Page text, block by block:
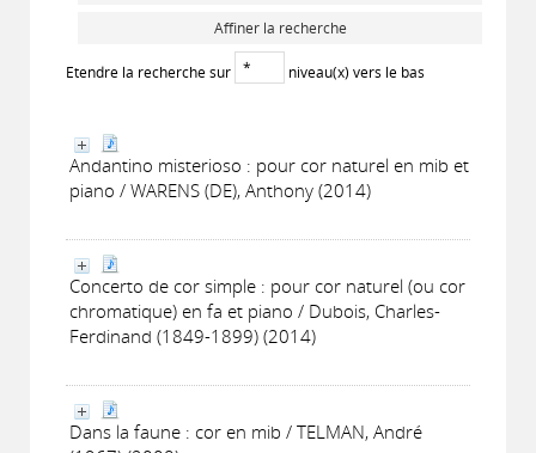
Affiner la recherche
Etendre la recherche sur niveau(x) vers le bas
Andantino misterioso : pour cor naturel en mib et
piano / WARENS (DE), Anthony (2014)
Concerto de cor simple : pour cor naturel (ou cor
chromatique) en fa et piano / Dubois, Charles-
Ferdinand (1849-1899) (2014)
Dans la faune : cor en mib / TELMAN, André